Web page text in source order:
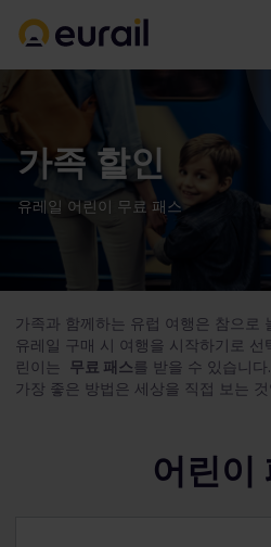
가족 할인
유레일 어린이 무료 패스
가족과 함께하는 유럽 여행은 참으로
유레일 구매 시 여행을 시작하기로 선
린이는 무료 패스를 받을 수 있습니
가장 좋은 방법은 세상을 직접 보는
어린이